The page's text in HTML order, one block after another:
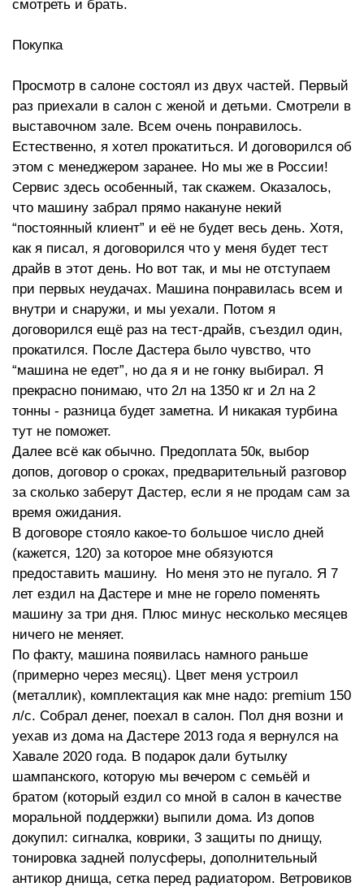
смотреть и брать.
Покупка
Просмотр в салоне состоял из двух частей. Первый
раз приехали в салон с женой и детьми. Смотрели в
выставочном зале. Всем очень понравилось.
Естественно, я хотел прокатиться. И договорился об
этом с менеджером заранее. Но мы же в России!
Сервис здесь особенный, так скажем. Оказалось,
что машину забрал прямо накануне некий
“постоянный клиент” и её не будет весь день. Хотя,
как я писал, я договорился что у меня будет тест
драйв в этот день. Но вот так, и мы не отступаем
при первых неудачах. Машина понравилась всем и
внутри и снаружи, и мы уехали. Потом я
договорился ещё раз на тест-драйв, съездил один,
прокатился. После Дастера было чувство, что
“машина не едет”, но да я и не гонку выбирал. Я
прекрасно понимаю, что 2л на 1350 кг и 2л на 2
тонны - разница будет заметна. И никакая турбина
тут не поможет.
Далее всё как обычно. Предоплата 50к, выбор
допов, договор о сроках, предварительный разговор
за сколько заберут Дастер, если я не продам сам за
время ожидания.
В договоре стояло какое-то большое число дней
(кажется, 120) за которое мне обязуются
предоставить машину. Но меня это не пугало. Я 7
лет ездил на Дастере и мне не горело поменять
машину за три дня. Плюс минус несколько месяцев
ничего не меняет.
По факту, машина появилась намного раньше
(примерно через месяц). Цвет меня устроил
(металлик), комплектация как мне надо: premium 150
л/с. Собрал денег, поехал в салон. Пол дня возни и
уехав из дома на Дастере 2013 года я вернулся на
Хавале 2020 года. В подарок дали бутылку
шампанского, которую мы вечером с семьёй и
братом (который ездил со мной в салон в качестве
моральной поддержки) выпили дома. Из допов
докупил: сигналка, коврики, 3 защиты по днищу,
тонировка задней полусферы, дополнительный
антикор днища, сетка перед радиатором. Ветровиков